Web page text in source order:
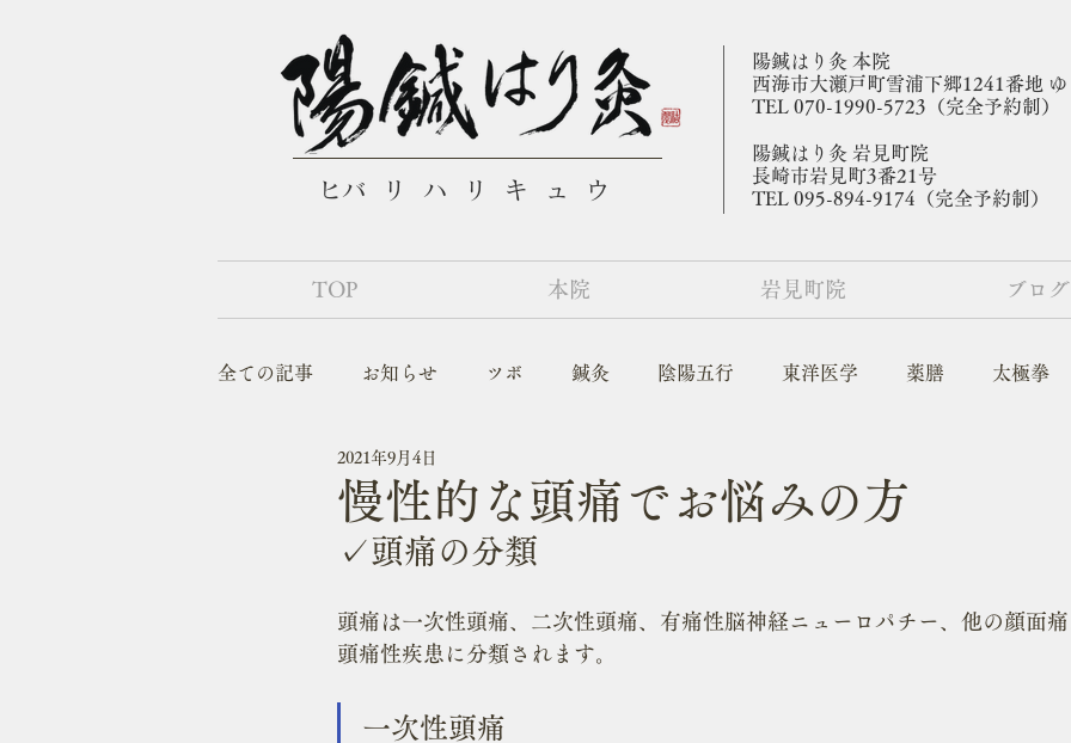
​ヒバリハリキュウ
陽鍼はり灸 本院
西海市大瀬戸町雪浦下郷1241番地
TEL 070-1990-5723（完全予約制）
陽鍼はり灸 岩見町院
​長崎市岩見町3番21号
TEL 095-894-9174（完全予約制）
TOP 本院 岩見町院 ブログ
全ての記事 お知らせ ツボ 鍼灸 陰陽五行 東洋医学 薬膳 太極拳
こんな症状でお悩みの方
慢性的な頭痛でお悩みの方
2021年9月4日
✓頭痛の分類
頭痛は一次性頭痛、二次性頭痛、有痛性脳神経ニューロパチー、他の顔面
頭痛性疾患に分類されます。
一次性頭痛